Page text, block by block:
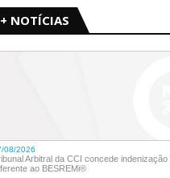
+ NOTÍCIAS